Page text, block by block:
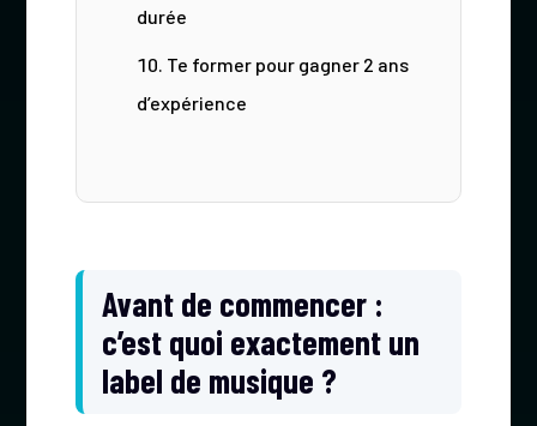
durée
Te former pour gagner 2 ans
d’expérience
Avant de commencer :
c’est quoi exactement un
label de musique ?